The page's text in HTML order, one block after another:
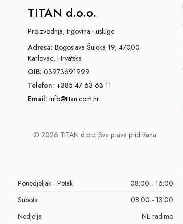
TITAN d.o.o.
Proizvodnja, trgovina i usluge
Adresa: Bogoslava Šuleka 19, 47000
Karlovac, Hrvatska
OIB: 03973691999
Telefon: +385 47 63 63 11
Email: info@titan.com.hr
© 2026 TITAN d.o.o. Sva prava pridržana.
Ponedjeljak - Petak
08:00 - 16:00
Subota
08:00 - 13:00
Nedjelja
NE radimo